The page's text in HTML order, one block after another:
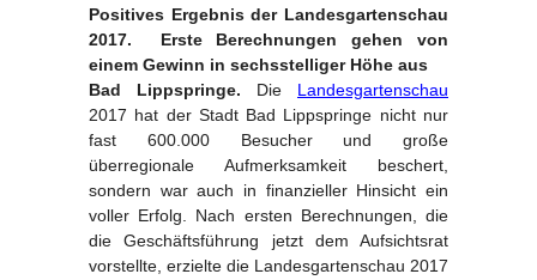
Positives Ergebnis der Landesgartenschau
2017. Erste Berechnungen gehen von
einem Gewinn in sechsstelliger Höhe aus
Bad Lippspringe. Die Landesgartenschau
2017 hat der Stadt Bad Lippspringe nicht nur
fast 600.000 Besucher und große
überregionale Aufmerksamkeit beschert,
sondern war auch in finanzieller Hinsicht ein
voller Erfolg. Nach ersten Berechnungen, die
die Geschäftsführung jetzt dem Aufsichtsrat
vorstellte, erzielte die Landesgartenschau 2017